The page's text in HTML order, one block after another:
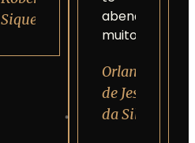
Siqueira
abençoe
muito.
Orlanda
de Jesus
da Silva